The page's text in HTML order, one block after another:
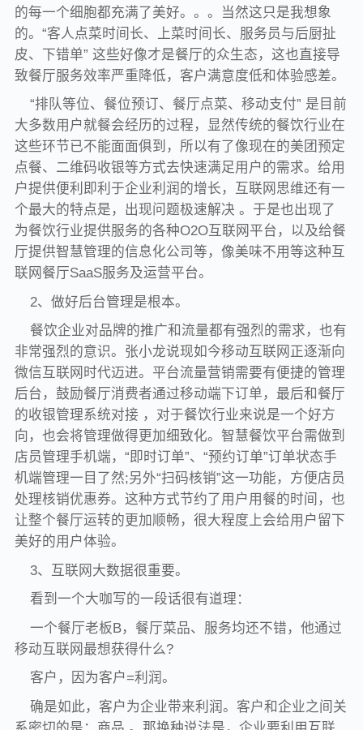
的每一个细胞都充满了美好。。。当然这只是我想象
的。“客人点菜时间长、上菜时间长、服务员与后厨扯
皮、下错单” 这些好像才是餐厅的众生态，这也直接导
致餐厅服务效率严重降低，客户满意度低和体验感差。
“排队等位、餐位预订、餐厅点菜、移动支付” 是目前
大多数用户就餐会经历的过程，显然传统的餐饮行业在
这些环节已不能面面俱到，所以有了像现在的美团预定
点餐、二维码收银等方式去快速满足用户的需求。给用
户提供便利即利于企业利润的增长，互联网思维还有一
个最大的特点是，出现问题极速解决 。于是也出现了
为餐饮行业提供服务的各种O2O互联网平台，以及给餐
厅提供智慧管理的信息化公司等，像美味不用等这种互
联网餐厅SaaS服务及运营平台。
2、做好后台管理是根本。
餐饮企业对品牌的推广和流量都有强烈的需求，也有
非常强烈的意识。张小龙说现如今移动互联网正逐渐向
微信互联网时代迈进。平台流量营销需要有便捷的管理
后台，鼓励餐厅消费者通过移动端下订单，最后和餐厅
的收银管理系统对接 ，对于餐饮行业来说是一个好方
向，也会将管理做得更加细致化。智慧餐饮平台需做到
店员管理手机端，“即时订单”、“预约订单”订单状态手
机端管理一目了然;另外“扫码核销”这一功能，方便店员
处理核销优惠券。这种方式节约了用户用餐的时间，也
让整个餐厅运转的更加顺畅，很大程度上会给用户留下
美好的用户体验。
3、互联网大数据很重要。
看到一个大咖写的一段话很有道理：
一个餐厅老板B，餐厅菜品、服务均还不错，他通过
移动互联网最想获得什么?
客户，因为客户=利润。
确是如此，客户为企业带来利润。客户和企业之间关